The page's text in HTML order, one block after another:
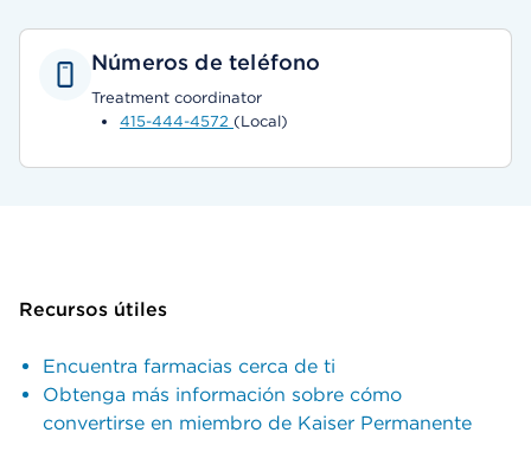
Números de teléfono
Treatment coordinator
415-444-4572 (Local)
Recursos útiles
Encuentra farmacias cerca de ti
Obtenga más información sobre cómo
convertirse en miembro de Kaiser Permanente